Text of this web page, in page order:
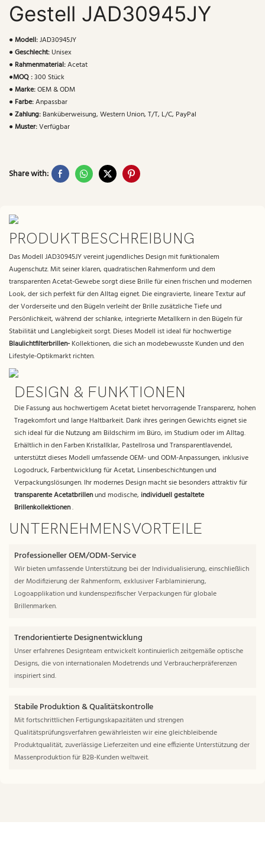
Gestell JAD30945JY
●Modell:JAD30945JY
●Geschlecht: Unisex
● Rahmenmaterial:Acetat
●MOQ :300 Stück
●Marke:OEM & ODM
● Farbe:Anpassbar
●Zahlung: Banküberweisung, Western Union, T/T, L/C, PayPal
●Muster:Verfügbar
Share with:
PRODUKTBESCHREIBUNG
Das Modell JAD30945JY vereint jugendliches Design mit funktionalem
Augenschutz. Mit seiner klaren, quadratischen Rahmenform und dem
transparenten Acetat-Gewebe sorgt diese Brille für einen frischen und modernen
Look, der sich perfekt für den Alltag eignet. Die eingravierte, lineare Textur auf
der Vorderseite und den Bügeln verleiht der Brille zusätzliche Tiefe und
Persönlichkeit, während der schlanke, integrierte Metallkern in den Bügeln für
Stabilität und Langlebigkeit sorgt. Dieses Modell ist ideal für hochwertige
Blaulichtfilterbrillen- Kollektionen, die sich an modebewusste Kunden und den
Lifestyle-Optikmarkt richten.
DESIGN & FUNKTIONEN
Die Fassung aus hochwertigem Acetat bietet hervorragende Transparenz, hohen
Tragekomfort und lange Haltbarkeit. Dank ihres geringen Gewichts eignet sie
sich ideal für die Nutzung am Bildschirm im Büro, im Studium oder im Alltag.
Erhältlich in den Farben Kristallklar, Pastellrosa und Transparentlavendel,
unterstützt dieses Modell umfassende OEM- und ODM-Anpassungen, inklusive
Logodruck, Farbentwicklung für Acetat, Linsenbeschichtungen und
Verpackungslösungen. Ihr modernes Design macht sie besonders attraktiv für
transparente Acetatbrillenund modische, individuell gestaltete
Brillenkollektionen.
UNTERNEHMENSVORTEILE
Professioneller OEM/ODM-Service
Wir bieten umfassende Unterstützung bei der Individualisierung, einschließlich
der Modifizierung der Rahmenform, exklusiver Farblaminierung,
Logoapplikation und kundenspezifischer Verpackungen für globale
Brillenmarken.
Trendorientierte Designentwicklung
Unser erfahrenes Designteam entwickelt kontinuierlich zeitgemäße optische
Designs, die von internationalen Modetrends und Verbraucherpräferenzen
inspiriert sind.
Stabile Produktion & Qualitätskontrolle
Mit fortschrittlichen Fertigungskapazitäten und strengen
Qualitätsprüfungsverfahren gewährleisten wir eine gleichbleibende
Produktqualität, zuverlässige Lieferzeiten und eine effiziente Unterstützung der
Massenproduktion für B2B-Kunden weltweit.